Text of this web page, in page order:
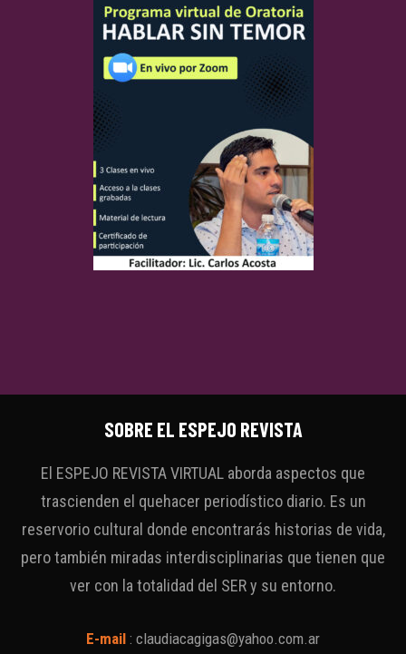
SOBRE EL ESPEJO REVISTA
El ESPEJO REVISTA VIRTUAL aborda aspectos que
trascienden el quehacer periodístico diario. Es un
reservorio cultural donde encontrarás historias de vida,
pero también miradas interdisciplinarias que tienen que
ver con la totalidad del SER y su entorno.
E-mail : claudiacagigas@yahoo.com.ar